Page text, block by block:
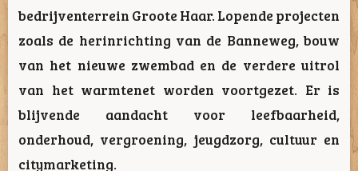
bedrijventerrein Groote Haar. Lopende projecten
zoals de herinrichting van de Banneweg, bouw
van het nieuwe zwembad en de verdere uitrol
van het warmtenet worden voortgezet. Er is
blijvende aandacht voor leefbaarheid,
onderhoud, vergroening, jeugdzorg, cultuur en
citymarketing.